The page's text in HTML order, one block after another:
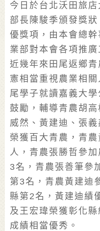
今日於台北沃田旅
部長陳駿季頒發獎
優獎項，由本會總
業部對本會各項推廣
近幾年來田尾返鄉
憲相當重視農業相
尾學子就讀嘉義大
鼓勵，輔導青農胡
威然、黃建迪、張
榮獲百大青農，青
人，青農張勝哲參
3名，青農張善筆參
第3名，青農黃建迪
縣第2名，黃建迪績
及王宏瑋榮獲彰化
成績相當優秀。